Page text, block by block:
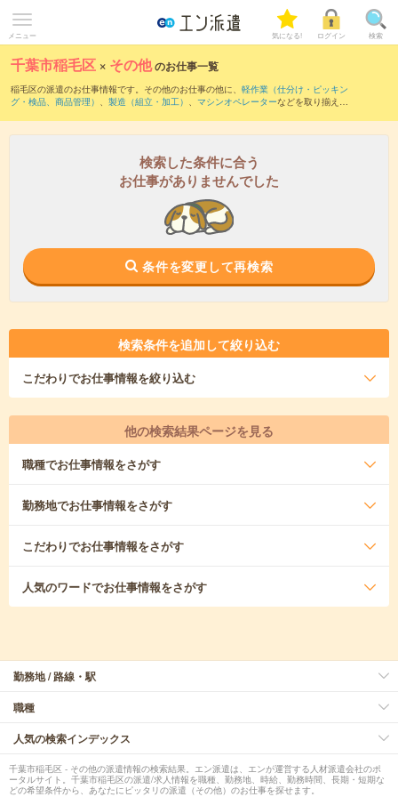
メニュー 気になる! ログイン 検索
千葉市稲毛区 × その他のお仕事一覧
稲毛区の派遣のお仕事情報です。その他のお仕事の他に、 軽作業（仕分け・ピッキン
グ・検品、商品管理） 、 製造（組立・加工） 、 マシンオペレーターなどを取り揃えて
検索した条件に合う
お仕事がありませんでした
条件を変更して再検索
検索条件を追加して絞り込む
こだわりでお仕事情報を絞り込む
他の検索結果ページを見る
職種でお仕事情報をさがす
勤務地でお仕事情報をさがす
こだわりでお仕事情報をさがす
人気のワードでお仕事情報をさがす
勤務地 / 路線・駅
職種
人気の検索インデックス
千葉市稲毛区 - その他の派遣情報の検索結果。エン派遣は、エンが運営する人材派遣会社のポ
ータルサイト。千葉市稲毛区の派遣/求人情報を職種、勤務地、時給、勤務時間、長期・短期な
どの希望条件から、あなたにピッタリの派遣（その他）のお仕事を探せます。